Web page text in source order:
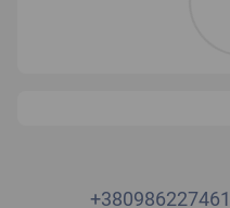
+380986227461